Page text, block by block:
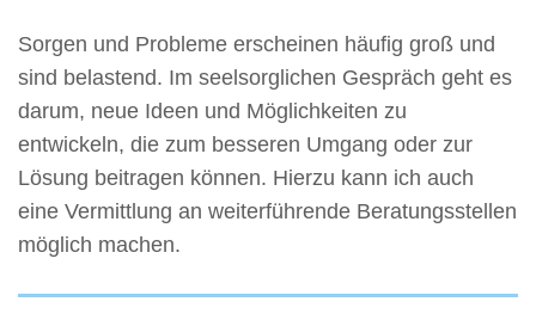
Sorgen und Probleme erscheinen häufig groß und
sind belastend. Im seelsorglichen Gespräch geht es
darum, neue Ideen und Möglichkeiten zu
entwickeln, die zum besseren Umgang oder zur
Lösung beitragen können. Hierzu kann ich auch
eine Vermittlung an weiterführende Beratungsstellen
möglich machen.